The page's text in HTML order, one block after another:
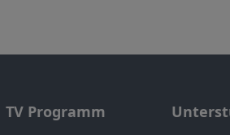
TV Programm